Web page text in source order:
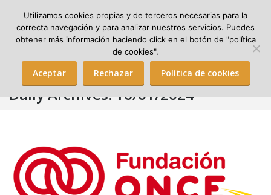
Search:
Daily Archives: 16/01/2024
Utilizamos cookies propias y de terceros necesarias para la
correcta navegación y para analizar nuestros servicios. Puedes
obtener más información haciendo click en el botón de "política
de cookies".
Aceptar Rechazar Política de cookies